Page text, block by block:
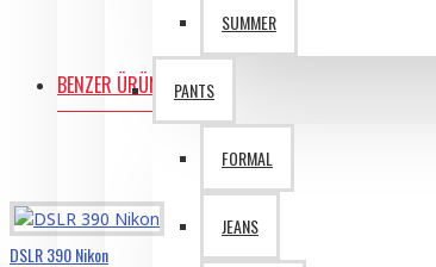
SUMMER
PANTS
FORMAL
JEANS
BENZER ÜRÜNLER
DSLR 390 Nikon